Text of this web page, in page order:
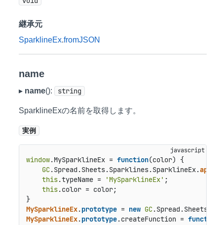
継承元
SparklineEx.fromJSON
name
▸ name(): string
SparklineExの名前を取得します。
実例
window.MySparklineEx = function(color) {
GC.Spread.Sheets.Sparklines.SparklineEx.apply
this.typeName = 'MySparklineEx' ;
this.color = color;
}
MySparklineEx.prototype = new GC.Spread.Sheets
MySparklineEx.prototype.createFunction = function